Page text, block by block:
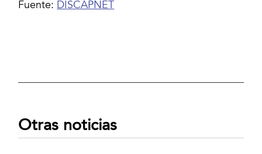
Fuente: DISCAPNET
Otras noticias